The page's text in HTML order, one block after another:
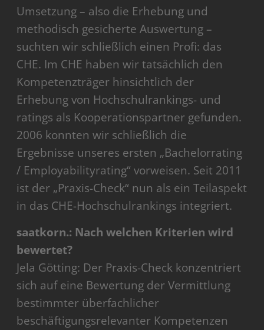
Umsetzung – also die Erhebung und
methodisch gesicherte Auswertung –
suchten wir schließlich einen Profi: das
CHE. Im CHE haben wir tatsächlich den
Kompetenzträger hinsichtlich der
Erhebung von Hochschulrankings- und
ratings als Kooperationspartner gefunden.
2006 konnten wir schließlich die
Ergebnisse unseres ersten „Bachelorrating
/ Employabilityrating“ vorweisen. Seit 2011
ist der „Praxis-Check“ nun als ein Teilaspekt
in das CHE-Hochschulrankings integriert.
saatkorn.: Nach welchen Kriterien wird
bewertet?
Jela Götting: Der Praxis-Check konzentriert
sich auf eine Bewertung der Vermittlung
bestimmter überfachlicher
beschäftigungsrelevanter Kompetenzen